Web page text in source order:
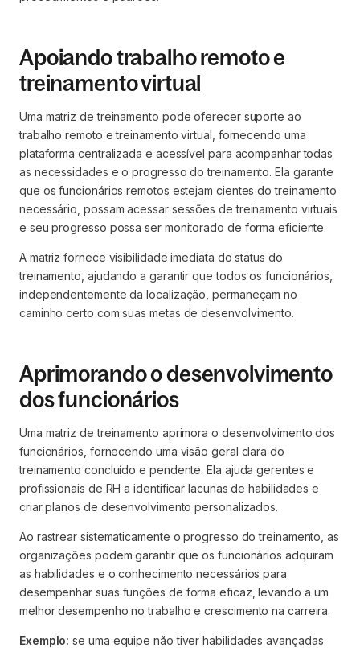
Apoiando trabalho remoto e
treinamento virtual
Uma matriz de treinamento pode oferecer suporte ao
trabalho remoto e treinamento virtual, fornecendo uma
plataforma centralizada e acessível para acompanhar todas
as necessidades e o progresso do treinamento. Ela garante
que os funcionários remotos estejam cientes do treinamento
necessário, possam acessar sessões de treinamento virtuais
e seu progresso possa ser monitorado de forma eficiente.
A matriz fornece visibilidade imediata do status do
treinamento, ajudando a garantir que todos os funcionários,
independentemente da localização, permaneçam no
caminho certo com suas metas de desenvolvimento.
Aprimorando o desenvolvimento
dos funcionários
Uma matriz de treinamento aprimora o desenvolvimento dos
funcionários, fornecendo uma visão geral clara do
treinamento concluído e pendente. Ela ajuda gerentes e
profissionais de RH a identificar lacunas de habilidades e
criar planos de desenvolvimento personalizados.
Ao rastrear sistematicamente o progresso do treinamento, as
organizações podem garantir que os funcionários adquiram
as habilidades e o conhecimento necessários para
desempenhar suas funções de forma eficaz, levando a um
melhor desempenho no trabalho e crescimento na carreira.
Exemplo: se uma equipe não tiver habilidades avançadas